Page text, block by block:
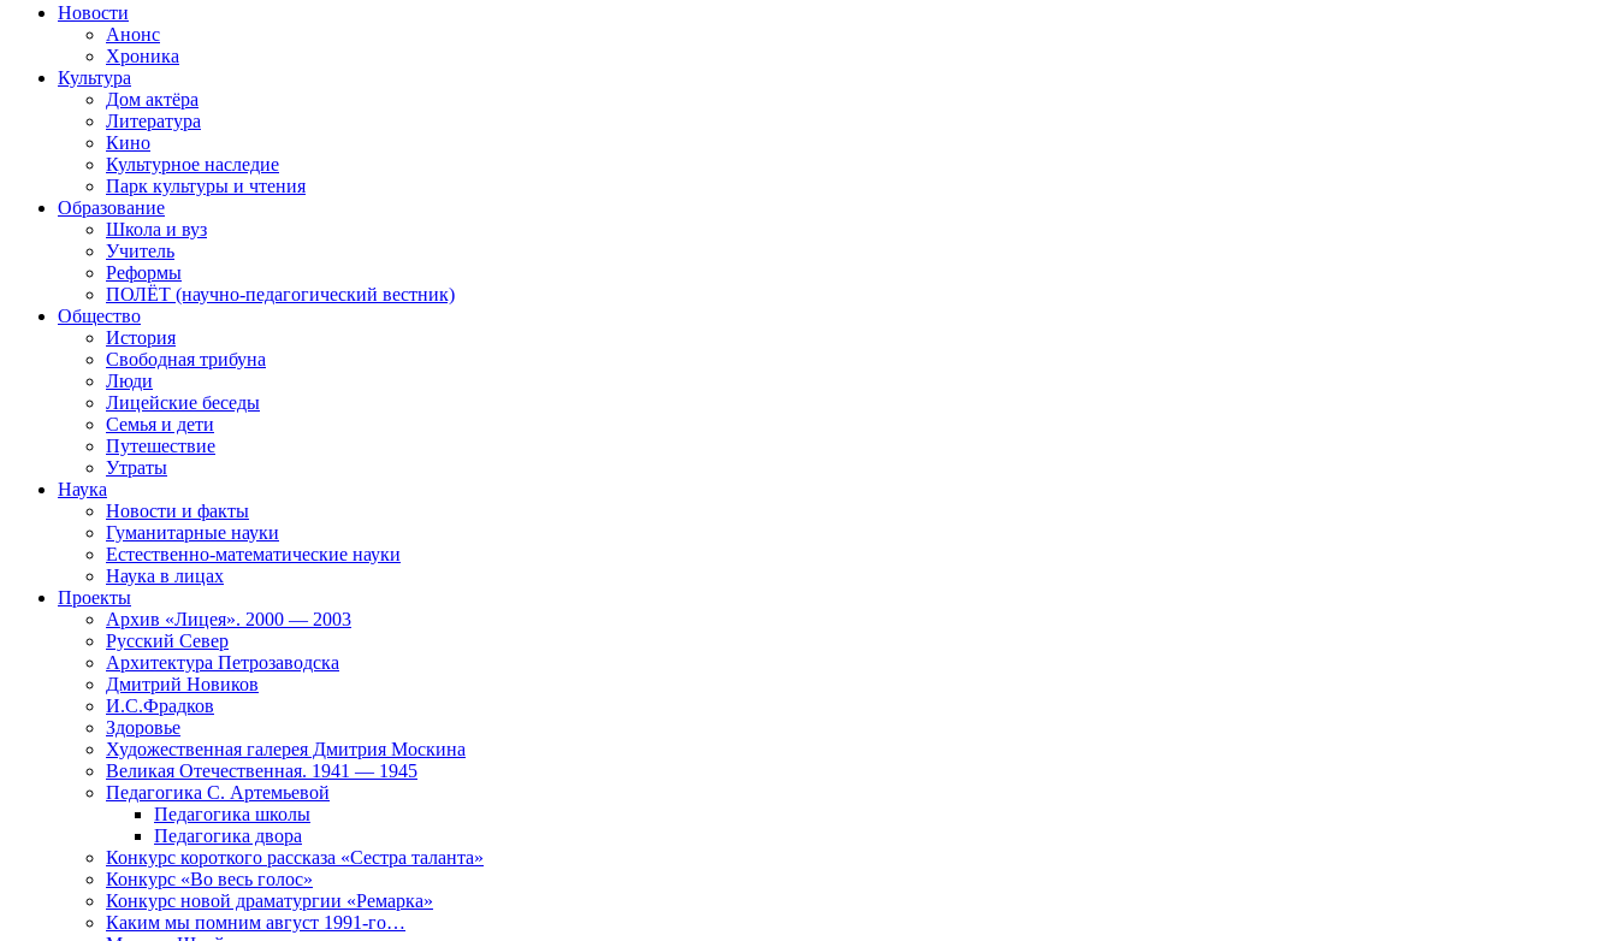
Новости
Анонс
Хроника
Культура
Дом актёра
Литература
Кино
Культурное наследие
Парк культуры и чтения
Образование
Школа и вуз
Учитель
Реформы
ПОЛЁТ (научно-педагогический вестник)
Общество
История
Свободная трибуна
Люди
Лицейские беседы
Семья и дети
Путешествие
Утраты
Наука
Новости и факты
Гуманитарные науки
Естественно-математические науки
Наука в лицах
Проекты
Архив «Лицея». 2000 — 2003
Русский Север
Архитектура Петрозаводска
Дмитрий Новиков
И.С.Фрадков
Здоровье
Художественная галерея Дмитрия Москина
Великая Отечественная. 1941 — 1945
Педагогика С. Артемьевой
Педагогика школы
Педагогика двора
Конкурс короткого рассказа «Сестра таланта»
Конкурс «Во весь голос»
Конкурс новой драматургии «Ремарка»
Каким мы помним август 1991-го…